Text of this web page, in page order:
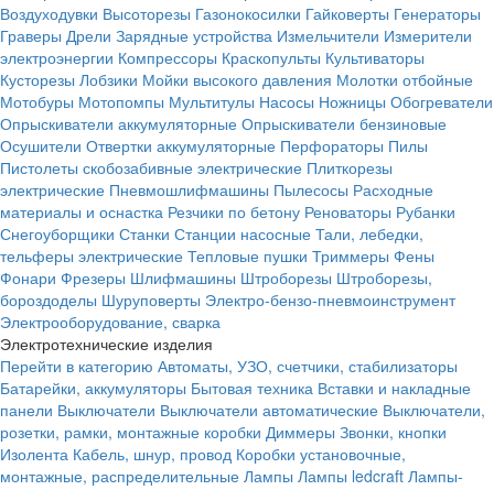
Воздуходувки Высоторезы Газонокосилки Гайковерты Генераторы
Граверы Дрели Зарядные устройства Измельчители Измерители
электроэнергии Компрессоры Краскопульты Культиваторы
Кусторезы Лобзики Мойки высокого давления Молотки отбойные
Мотобуры Мотопомпы Мультитулы Насосы Ножницы Обогреватели
Опрыскиватели аккумуляторные Опрыскиватели бензиновые
Осушители Отвертки аккумуляторные Перфораторы Пилы
Пистолеты скобозабивные электрические Плиткорезы
электрические Пневмошлифмашины Пылесосы Расходные
материалы и оснастка Резчики по бетону Реноваторы Рубанки
Снегоуборщики Станки Станции насосные Тали, лебедки,
тельферы электрические Тепловые пушки Триммеры Фены
Фонари Фрезеры Шлифмашины Штроборезы Штроборезы,
бороздоделы Шуруповерты Электро-бензо-пневмоинструмент
Электрооборудование, сварка
Электротехнические изделия
Перейти в категорию Автоматы, УЗО, счетчики, стабилизаторы
Батарейки, аккумуляторы Бытовая техника Вставки и накладные
панели Выключатели Выключатели автоматические Выключатели,
розетки, рамки, монтажные коробки Диммеры Звонки, кнопки
Изолента Кабель, шнур, провод Коробки установочные,
монтажные, распределительные Лампы Лампы ledcraft Лампы-